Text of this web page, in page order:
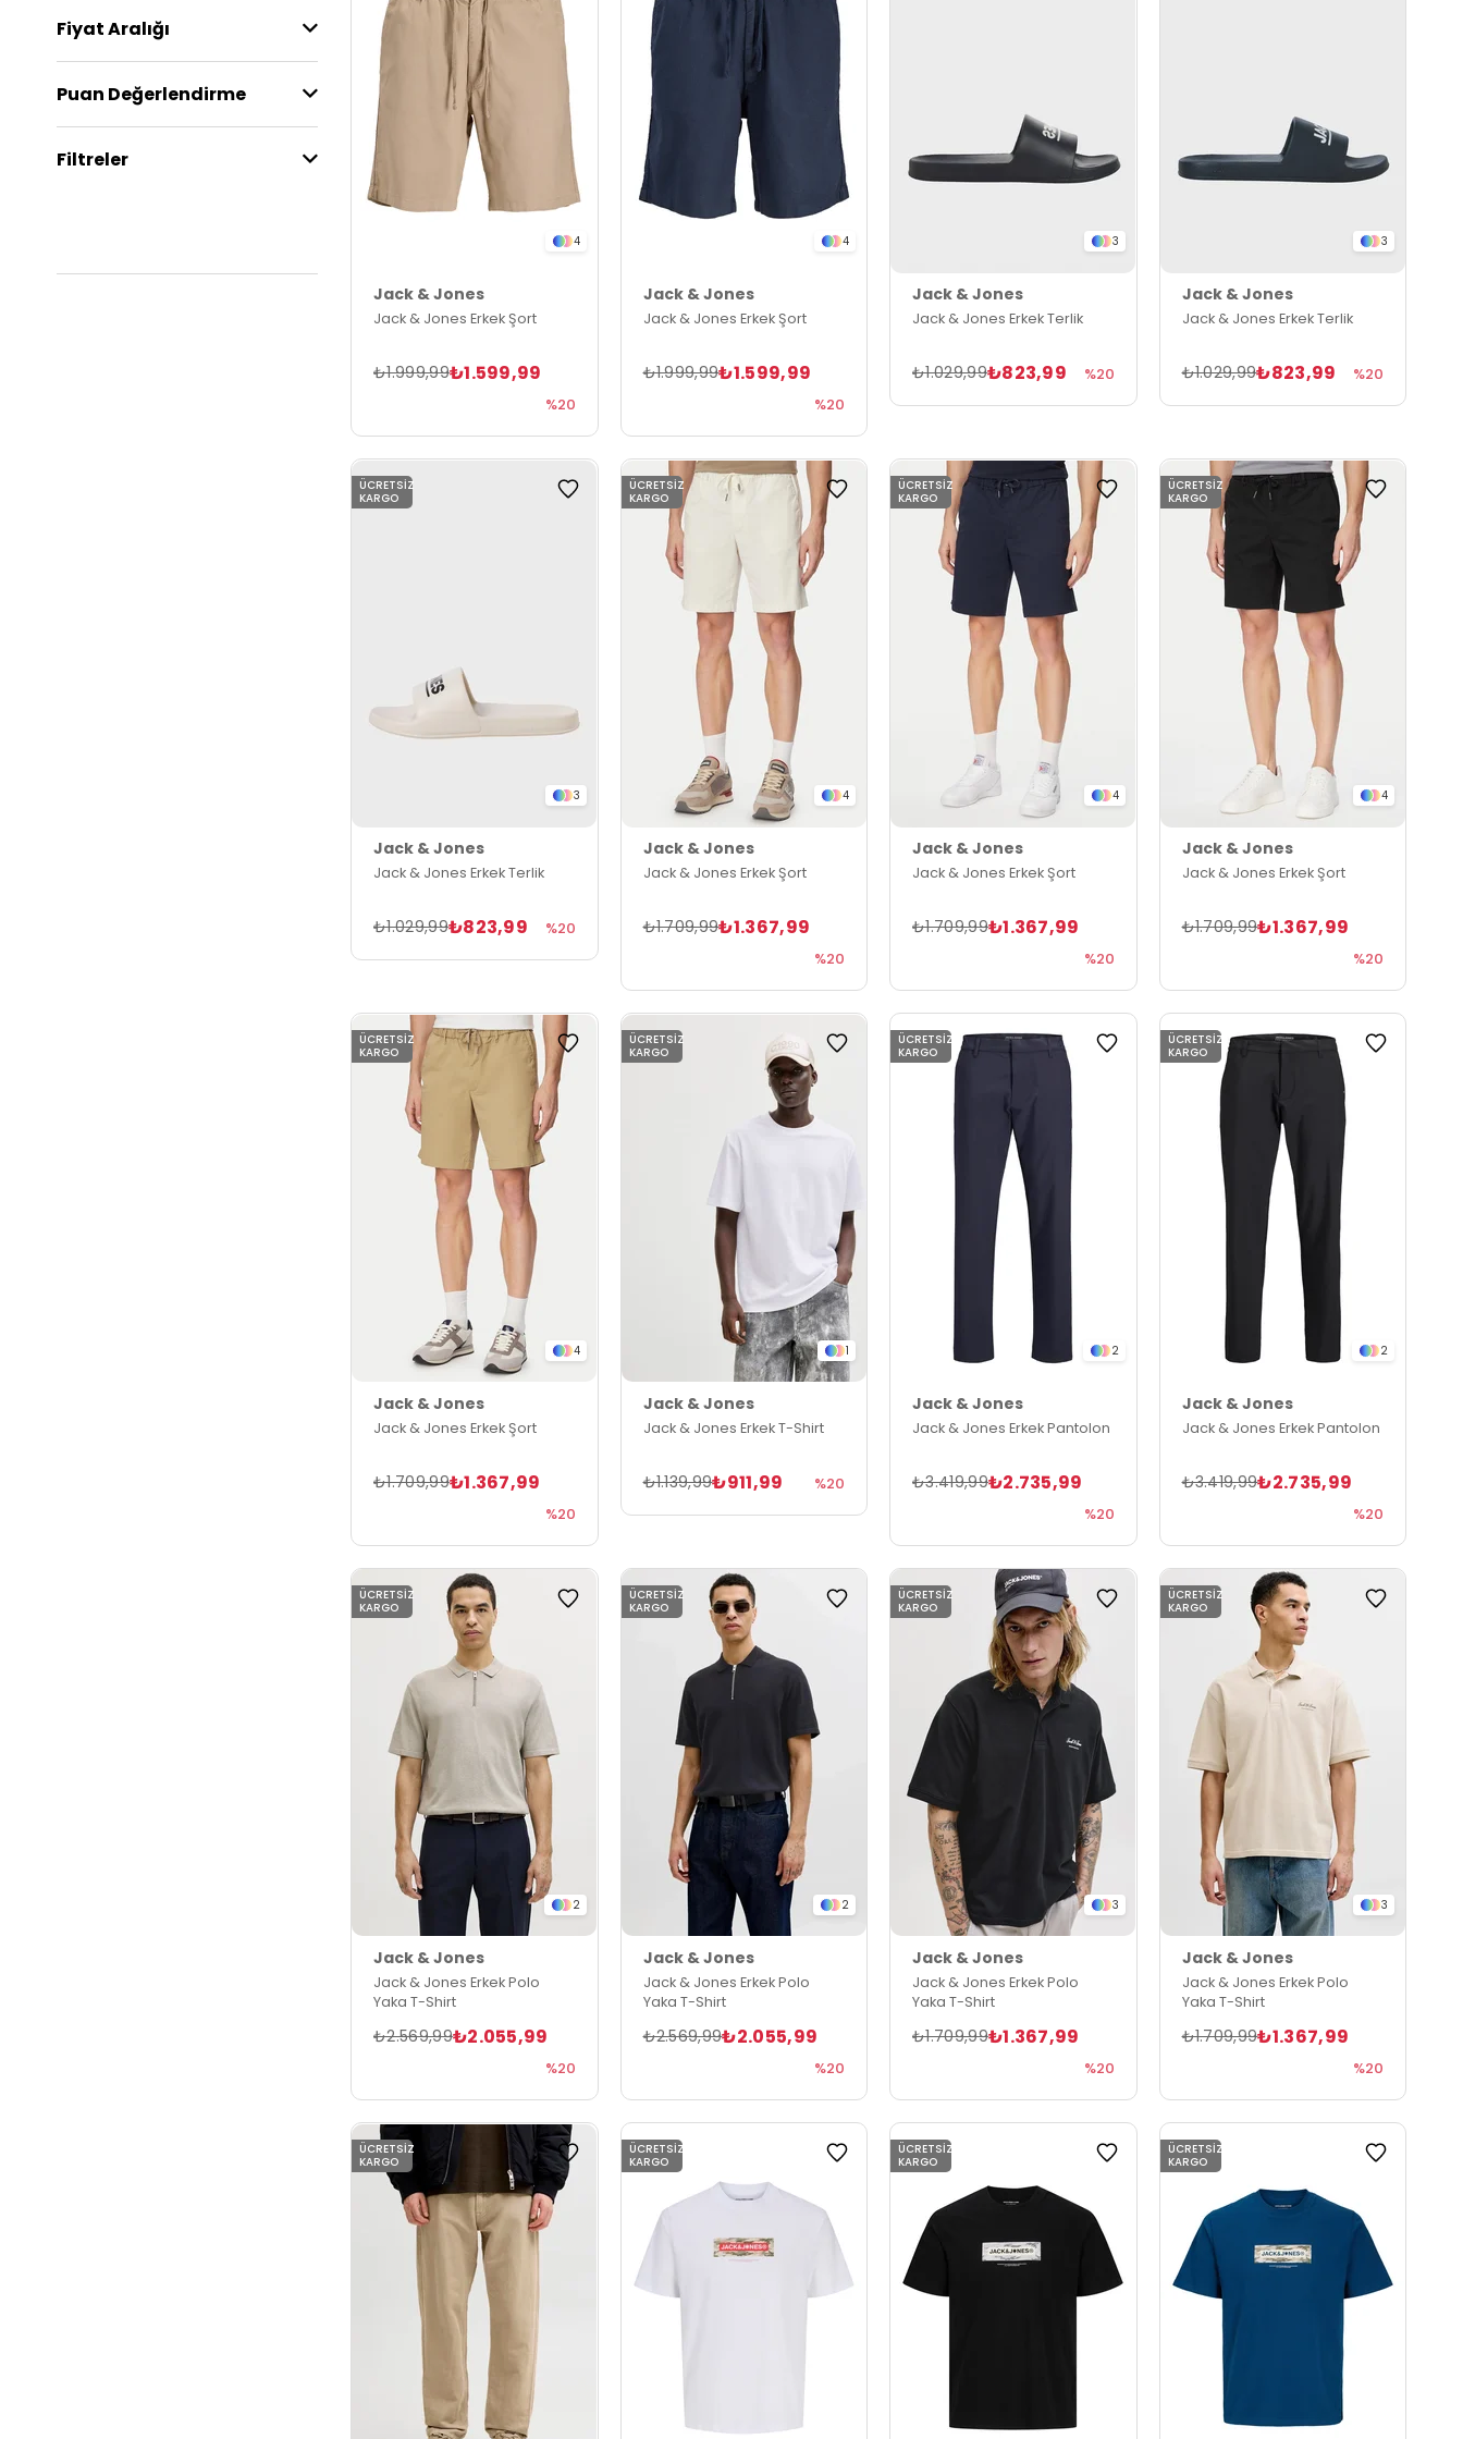
Fiyat Aralığı
Puan Değerlendirme
Filtreler
4
Jack & Jones
Jack & Jones Erkek Şort
₺1.599,99
₺1.999,99
%20
4
Jack & Jones
Jack & Jones Erkek Şort
₺1.599,99
₺1.999,99
%20
3
Jack & Jones
Jack & Jones Erkek Terlik
₺823,99
₺1.029,99 %20
3
Jack & Jones
Jack & Jones Erkek Terlik
₺823,99
₺1.029,99 %20
3
Jack & Jones
Jack & Jones Erkek Terlik
₺823,99
₺1.029,99 %20
ÜCRETSIZ
KARGO
4
Jack & Jones
Jack & Jones Erkek Şort
₺1.367,99
₺1.709,99
%20
ÜCRETSIZ
KARGO
4
Jack & Jones
Jack & Jones Erkek Şort
₺1.367,99
₺1.709,99
%20
ÜCRETSIZ
KARGO
4
Jack & Jones
Jack & Jones Erkek Şort
₺1.367,99
₺1.709,99
%20
ÜCRETSIZ
KARGO
4
Jack & Jones
Jack & Jones Erkek Şort
₺1.367,99
₺1.709,99
%20
ÜCRETSIZ
KARGO
1
Jack & Jones
Jack & Jones Erkek T-Shirt
₺911,99
₺1.139,99 %20
ÜCRETSIZ
KARGO
2
Jack & Jones
Jack & Jones Erkek Pantolon
₺2.735,99
₺3.419,99
%20
ÜCRETSIZ
KARGO
2
Jack & Jones
Jack & Jones Erkek Pantolon
₺2.735,99
₺3.419,99
%20
ÜCRETSIZ
KARGO
2
Jack & Jones
Jack & Jones Erkek Polo
Yaka T-Shirt
₺2.055,99
₺2.569,99
%20
ÜCRETSIZ
KARGO
2
Jack & Jones
Jack & Jones Erkek Polo
Yaka T-Shirt
₺2.055,99
₺2.569,99
%20
ÜCRETSIZ
KARGO
3
Jack & Jones
Jack & Jones Erkek Polo
Yaka T-Shirt
₺1.367,99
₺1.709,99
%20
ÜCRETSIZ
KARGO
3
Jack & Jones
Jack & Jones Erkek Polo
Yaka T-Shirt
₺1.367,99
₺1.709,99
%20
ÜCRETSIZ
KARGO
ÜCRETSIZ
KARGO
ÜCRETSIZ
KARGO
ÜCRETSIZ
KARGO
ÜCRETSIZ
KARGO